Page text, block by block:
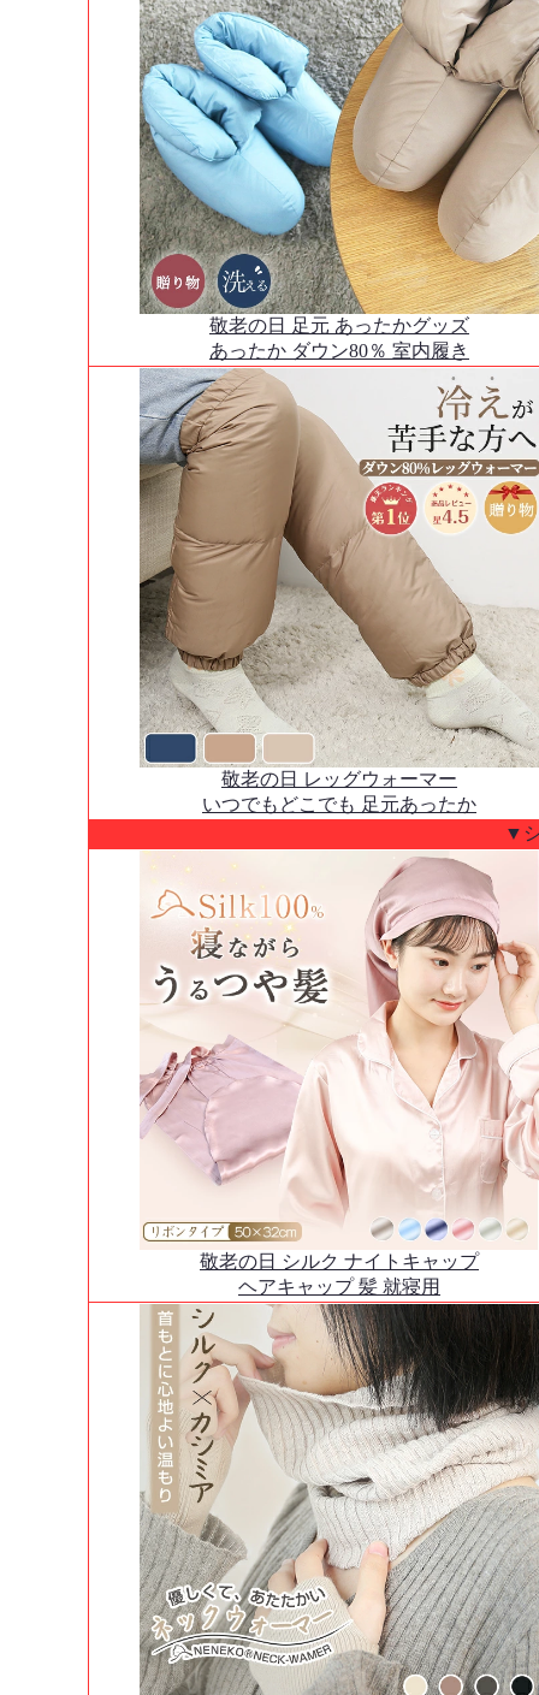
敬老の日 足元 あったかグッズ
あったか ダウン80％ 室内履き
敬老の日 レッグウォーマー
いつでもどこでも 足元あったか
▼
敬老の日 シルク ナイトキャップ
ヘアキャップ 髪 就寝用